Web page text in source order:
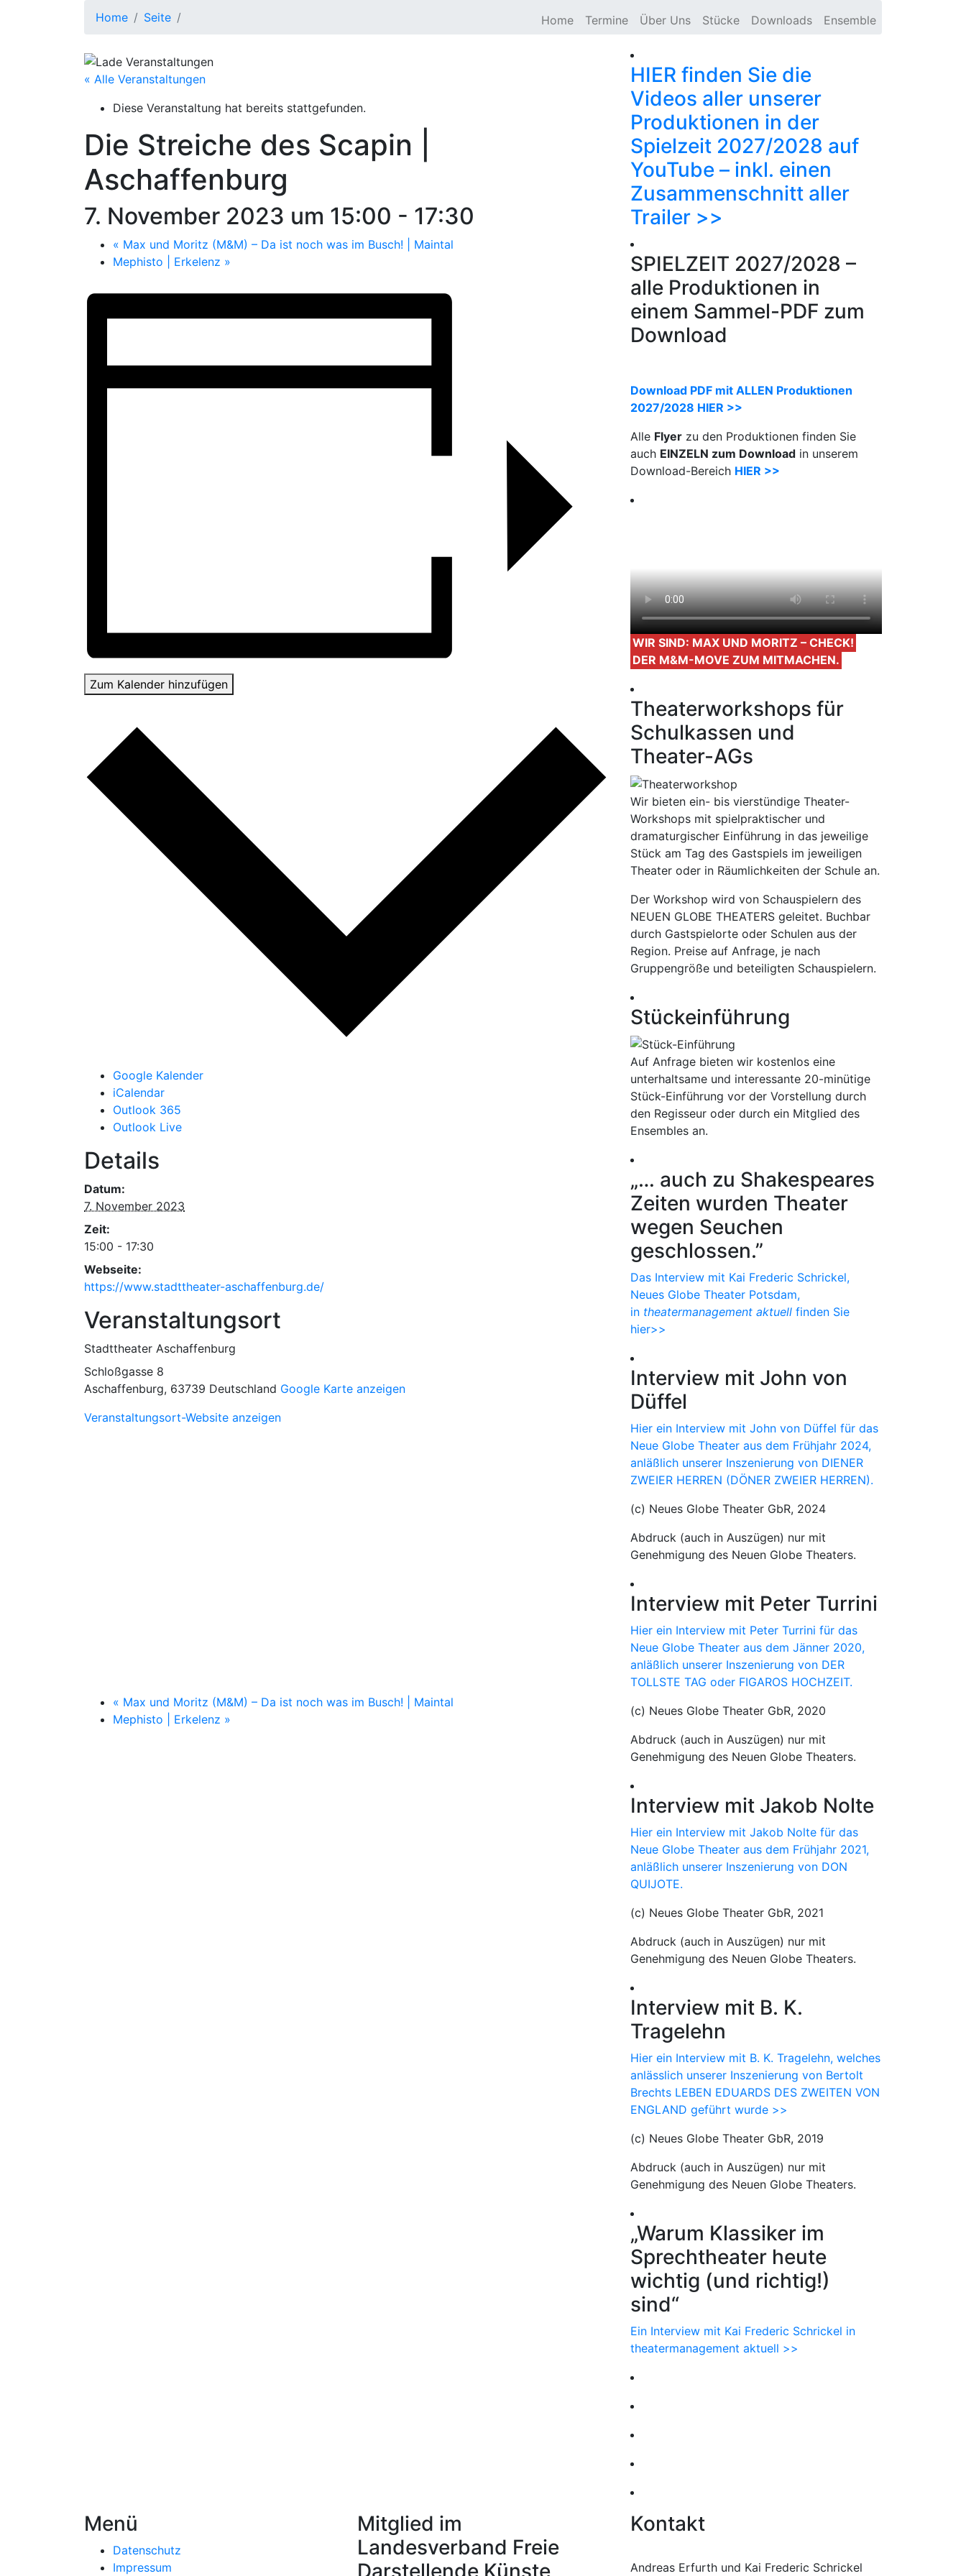
Home Termine Über Uns Stücke Downloads Ensemble
Home Seite
« Alle Veranstaltungen
Diese Veranstaltung hat bereits stattgefunden.
Die Streiche des Scapin |
Aschaffenburg
7. November 2023 um 15:00 - 17:30
« Max und Moritz (M&M) – Da ist noch was im Busch! | Maintal
Mephisto | Erkelenz »
Zum Kalender hinzufügen
Google Kalender
iCalendar
Outlook 365
Outlook Live
Details
Datum:
7. November 2023
Zeit:
15:00 - 17:30
Webseite:
https://www.stadttheater-aschaffenburg.de/
Veranstaltungsort
Stadttheater Aschaffenburg
Schloßgasse 8
Aschaffenburg, 63739 Deutschland Google Karte anzeigen
Veranstaltungsort-Website anzeigen
« Max und Moritz (M&M) – Da ist noch was im Busch! | Maintal
Mephisto | Erkelenz »
HIER finden Sie die
Videos aller unserer
Produktionen in der
Spielzeit 2027/2028 auf
YouTube – inkl. einen
Zusammenschnitt aller
Trailer >>
SPIELZEIT 2027/2028 –
alle Produktionen in
einem Sammel-PDF zum
Download
Download PDF mit ALLEN Produktionen
2027/2028 HIER >>
Alle Flyer zu den Produktionen finden Sie
auch EINZELN zum Download in unserem
Download-Bereich HIER >>
WIR SIND: MAX UND MORITZ – CHECK!
DER M&M-MOVE ZUM MITMACHEN.
Theaterworkshops für
Schulkassen und
Theater-AGs
Wir bieten ein- bis vierstündige Theater-
Workshops mit spielpraktischer und
dramaturgischer Einführung in das jeweilige
Stück am Tag des Gastspiels im jeweiligen
Theater oder in Räumlichkeiten der Schule an.
Der Workshop wird von Schauspielern des
NEUEN GLOBE THEATERS geleitet. Buchbar
durch Gastspielorte oder Schulen aus der
Region. Preise auf Anfrage, je nach
Gruppengröße und beteiligten Schauspielern.
Stückeinführung
Auf Anfrage bieten wir kostenlos eine
unterhaltsame und interessante 20-minütige
Stück-Einführung vor der Vorstellung durch
den Regisseur oder durch ein Mitglied des
Ensembles an.
„… auch zu Shakespeares
Zeiten wurden Theater
wegen Seuchen
geschlossen.”
Das Interview mit Kai Frederic Schrickel,
Neues Globe Theater Potsdam,
in theatermanagement aktuell finden Sie
hier>>
Interview mit John von
Düffel
Hier ein Interview mit John von Düffel für das
Neue Globe Theater aus dem Frühjahr 2024,
anläßlich unserer Inszenierung von DIENER
ZWEIER HERREN (DÖNER ZWEIER HERREN).
(c) Neues Globe Theater GbR, 2024
Abdruck (auch in Auszügen) nur mit
Genehmigung des Neuen Globe Theaters.
Interview mit Peter Turrini
Hier ein Interview mit Peter Turrini für das
Neue Globe Theater aus dem Jänner 2020,
anläßlich unserer Inszenierung von DER
TOLLSTE TAG oder FIGAROS HOCHZEIT.
(c) Neues Globe Theater GbR, 2020
Abdruck (auch in Auszügen) nur mit
Genehmigung des Neuen Globe Theaters.
Interview mit Jakob Nolte
Hier ein Interview mit Jakob Nolte für das
Neue Globe Theater aus dem Frühjahr 2021,
anläßlich unserer Inszenierung von DON
QUIJOTE.
(c) Neues Globe Theater GbR, 2021
Abdruck (auch in Auszügen) nur mit
Genehmigung des Neuen Globe Theaters.
Interview mit B. K.
Tragelehn
Hier ein Interview mit B. K. Tragelehn, welches
anlässlich unserer Inszenierung von Bertolt
Brechts LEBEN EDUARDS DES ZWEITEN VON
ENGLAND geführt wurde >>
(c) Neues Globe Theater GbR, 2019
Abdruck (auch in Auszügen) nur mit
Genehmigung des Neuen Globe Theaters.
„Warum Klassiker im
Sprechtheater heute
wichtig (und richtig!)
sind“
Ein Interview mit Kai Frederic Schrickel in
theatermanagement aktuell >>
Menü
Datenschutz
Impressum
Mitglied im
Landesverband Freie
Kontakt
Andreas Erfurth und Kai Frederic Schrickel